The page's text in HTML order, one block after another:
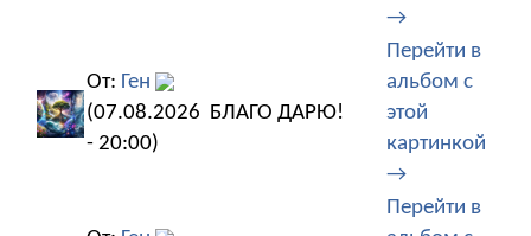
→
От: Ген
(07.08.2026
- 20:00)
БЛАГО ДАРЮ!
Перейти в
альбом с
этой
картинкой
→
Перейти в